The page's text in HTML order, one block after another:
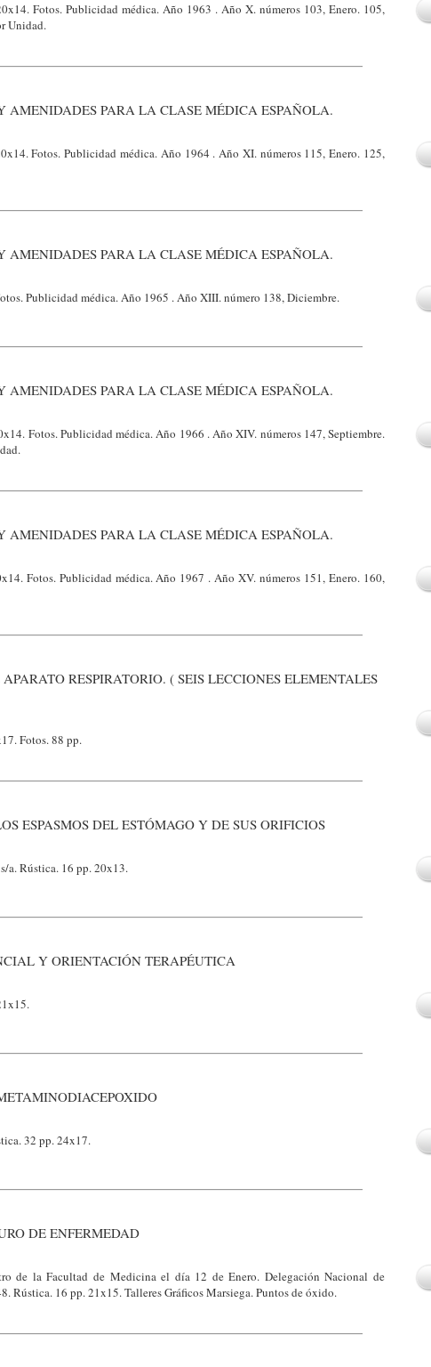
Fotos. Publicidad médica. Año 1963 . Año X. números 103, Enero. 105,
Unidad.
AMENIDADES PARA LA CLASE MÉDICA ESPAÑOLA.
Fotos. Publicidad médica. Año 1964 . Año XI. números 115, Enero. 125,
AMENIDADES PARA LA CLASE MÉDICA ESPAÑOLA.
Publicidad médica. Año 1965 . Año XIII. número 138, Diciembre.
AMENIDADES PARA LA CLASE MÉDICA ESPAÑOLA.
Fotos. Publicidad médica. Año 1966 . Año XIV. números 147, Septiembre.
AMENIDADES PARA LA CLASE MÉDICA ESPAÑOLA.
Fotos. Publicidad médica. Año 1967 . Año XV. números 151, Enero. 160,
RESPIRATORIO. ( SEIS LECCIONES ELEMENTALES
Fotos. 88 pp.
ESPASMOS DEL ESTÓMAGO Y DE SUS ORIFICIOS
a. Rústica. 16 pp. 20x13.
Y ORIENTACIÓN TERAPÉUTICA
32 pp. 24x17.
DE ENFERMEDAD
de la Facultad de Medicina el día 12 de Enero. Delegación Nacional de
Rústica. 16 pp. 21x15. Talleres Gráficos Marsiega. Puntos de óxido.